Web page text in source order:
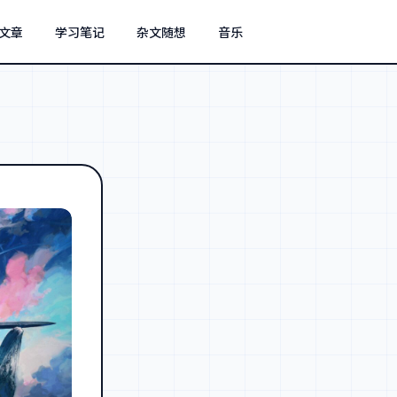
章 学习笔记 杂文随想 音乐